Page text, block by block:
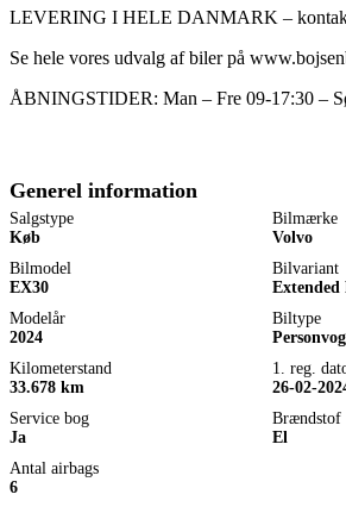
LEVERING I HELE DANMARK –
Se hele vores udvalg af biler på
ÅBNINGSTIDER: Man – Fre 09-17:30 –
Generel information
Salgstype
Køb
Bilmærke
Volvo
Bilmodel
EX30
Bilvariant
Extended
Modelår
2024
Biltype
Kilometerstand
33.678 km
1. reg.
26-02-
Service bog
Ja
Brændstof
El
Antal airbags
6